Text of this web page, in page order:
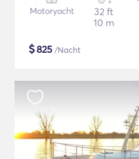
Motoryacht
32 ft
10 m
$825 /Nacht